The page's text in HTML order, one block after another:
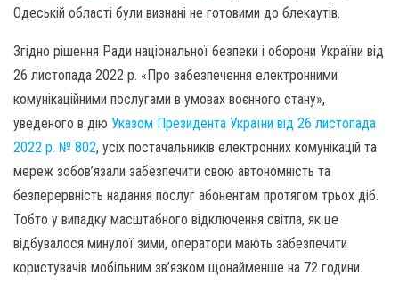
Одеській області були визнані не готовими до блекаутів.
Згідно рішення Ради національної безпеки і оборони України від
26 листопада 2022 р. «Про забезпечення електронними
комунікаційними послугами в умовах воєнного стану»,
уведеного в дію Указом Президента України від 26 листопада
2022 р. № 802, усіх постачальників електронних комунікацій та
мереж зобов’язали забезпечити свою автономність та
безперервність надання послуг абонентам протягом трьох діб.
Тобто у випадку масштабного відключення світла, як це
відбувалося минулої зими, оператори мають забезпечити
користувачів мобільним зв’язком щонайменше на 72 години.